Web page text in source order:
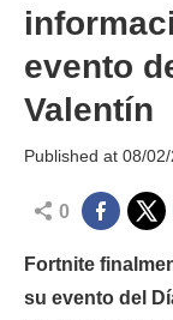
evento
Valentín
Published at 08/
0
Fortnite
su evento del